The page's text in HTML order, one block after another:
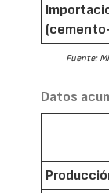
Fuente:
Datos